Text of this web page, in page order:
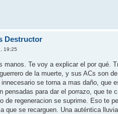
Destructor
19:25
manos. Te voy a explicar el por qué.
de la muerte, y sus ACs son
se torna a mas daño, que
pensadas para dar el porrazo, que
de regeneracion se suprime. Eso te
que se recarguen. Una auténtica